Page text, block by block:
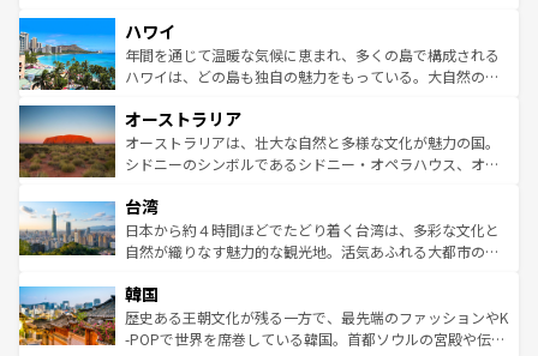
ば市内交通費無料で観光を楽しむこともできる。 なお、新
着のスイス情報はコンテンツ一覧 を参照してほしい。
のような巨大都市は、観光、ショッピング、エンターテイ
ンメントが詰まった刺激的なスポットだ。一方、アメリカ
西部には大自然が広がり、グランドキャニオンやイエロー
部のニューオーリンズでは、音楽と美食が融合した独特の
文化が魅力。旅行者はアメリカの各地域で異なる魅力を楽
しみながら、その多様性と豊かな歴史を感じることができ
ならではの贅沢な旅のスタイルだ。 なお、新着のアメリカ
情報はコンテンツ一覧を参照してほしい。
ハワイ
年間を通じて温暖な気候に恵まれ、多くの島で構成される
ハワイは、どの島も独自の魅力をもっている。大自然の神
ワイ島は見逃せない。また、定番の観光地といえばオアフ
島だが、静かな自然を求めるならマウイ島やカウアイ島が
おすすめ。エメラルドグリーンに輝く海をはじめ、豊かな
れるおもてなしの心で訪れる人々を迎えてくれるハワイの
人々、おいしいローカルフードやハワイアンミュージッ
ク、伝統的なフラダンスなど、すべてがハワイの魅力を彩
ワイを、存分に味わってほしい。 なお、新着のハワイ情報
はコンテンツ一覧を参照してほしい。
オーストラリア
オーストラリアは、壮大な自然と多様な文化が魅力の国。
シドニーのシンボルであるシドニー・オペラハウス、オー
リアリーフや大陸中央部にそびえるウルル（エアーズロッ
ク）、タスマニアの美しい原生林やケアンズの熱帯雨林な
ど、見どころがたくさん。また、カフェやワイン、オージ
いる。アクティビティも充実しており、サーフィンやダイ
ビング、ハイキングなど、アウトドア好きにはたまらな
い。オーストラリアの多彩な魅力を存分に味わいつくそ
台湾
日本から約４時間ほどでたどり着く台湾は、多彩な文化と
自然が織りなす魅力的な観光地。活気あふれる大都市の台
ン）、静ひつな山岳地帯である台湾東部など、都市の喧騒
と山間の静けさが共存しており、訪れる人に新しい発見と
驚きをもたらしてくれる。また、奥深い台湾の食文化も魅
韓国
歴史ある王朝文化が残る一方で、最先端のファッションやK
-POPで世界を席巻している韓国。首都ソウルの宮殿や伝統